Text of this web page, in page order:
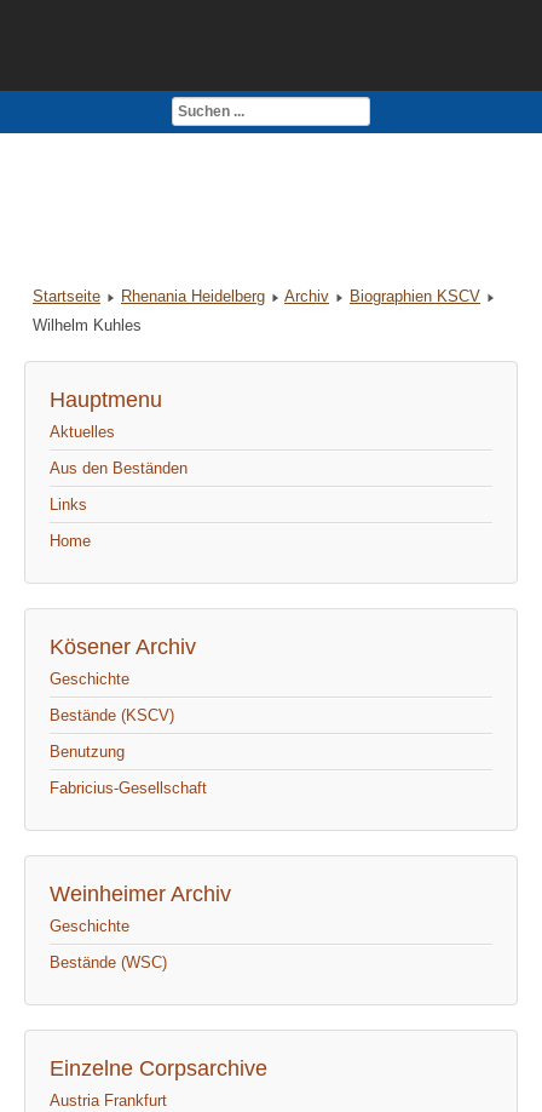
Impressum
Startseite Rhenania Heidelberg Archiv
Biographien KSCV
Wilhelm Kuhles
Hauptmenu
Aktuelles
Aus den Beständen
Links
Home
Kösener Archiv
Geschichte
Bestände (KSCV)
Benutzung
Fabricius-Gesellschaft
Weinheimer Archiv
Geschichte
Bestände (WSC)
Einzelne Corpsarchive
Austria Frankfurt